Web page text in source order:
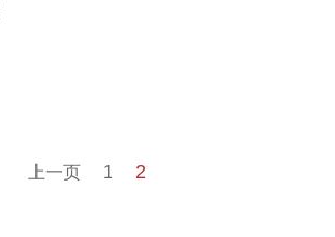
上一页 1 2